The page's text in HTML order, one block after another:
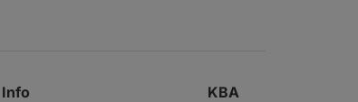
Info
KBA